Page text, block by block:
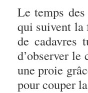
Le temps
qui suivent la
de cadavres
d’observer
une proie
pour couper